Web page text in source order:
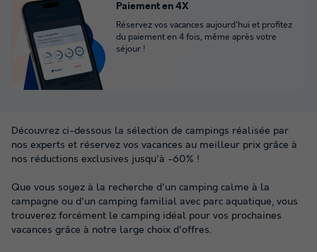
Paiement en 4X
Réservez vos vacances aujourd'hui et profitez
du paiement en 4 fois, même après votre
séjour !
Découvrez ci-dessous la sélection de campings réalisée par
nos experts et réservez vos vacances au meilleur prix grâce à
nos réductions exclusives jusqu'à -60% !
Que vous soyez à la recherche d'un camping calme à la
campagne ou d'un camping familial avec parc aquatique, vous
trouverez forcément le camping idéal pour vos prochaines
vacances grâce à notre large choix d'offres.